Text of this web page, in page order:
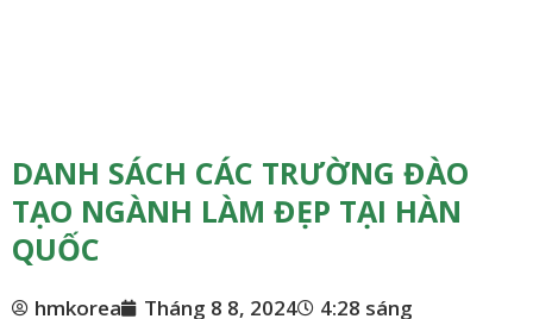
DANH SÁCH CÁC TRƯỜNG ĐÀO
TẠO NGÀNH LÀM ĐẸP TẠI HÀN
QUỐC
hmkorea Tháng 8 8, 2024
4:28 sáng